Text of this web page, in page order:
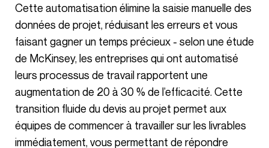
Cette automatisation élimine la saisie manuelle des
données de projet, réduisant les erreurs et vous
faisant gagner un temps précieux - selon une étude
de McKinsey, les entreprises qui ont automatisé
leurs processus de travail rapportent une
augmentation de 20 à 30 % de l’efficacité. Cette
transition fluide du devis au projet permet aux
équipes de commencer à travailler sur les livrables
immédiatement, vous permettant de répondre